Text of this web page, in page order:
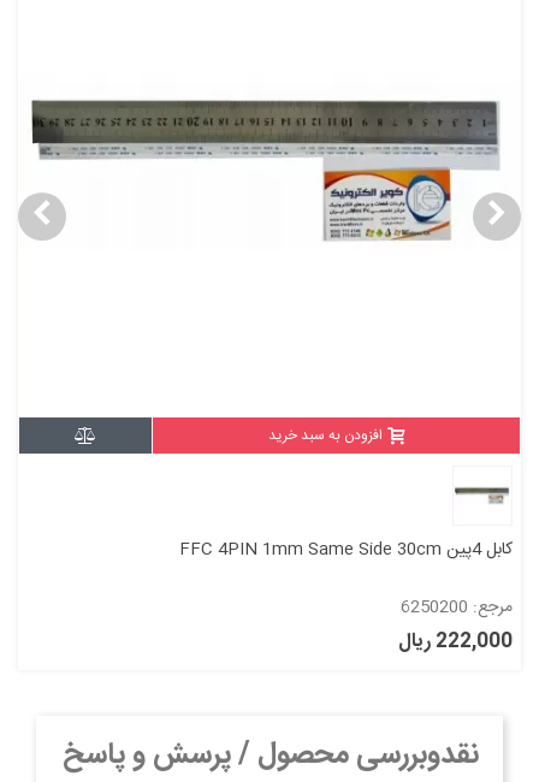
افزودن به سبد خرید
کابل 4پین FFC 4PIN 1mm Same Side 30cm
مرجع: 6250200
222,000 ریال
نقدوبررسی محصول / پرسش و پاسخ